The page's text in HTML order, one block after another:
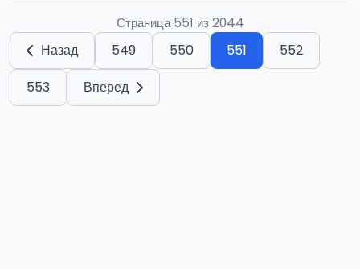
Страница 551 из 2044
Назад 549 550 551
552
553
Вперед